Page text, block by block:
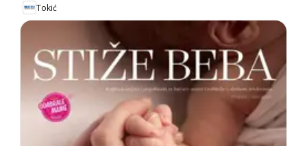
Tokić